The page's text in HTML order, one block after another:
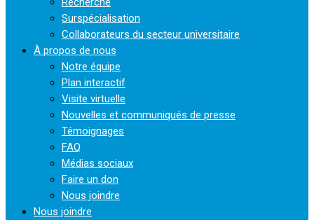
Surspécialisation
Collaborateurs du secteur universitaire
À propos de nous
Notre équipe
Plan interactif
Visite virtuelle
Nouvelles et communiqués de presse
Témoignages
FAQ
Médias sociaux
Faire un don
Nous joindre
Nous joindre